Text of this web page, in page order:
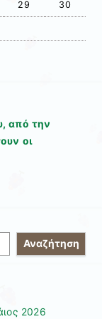
29 30
από την
οι
Αναζήτηση
2026